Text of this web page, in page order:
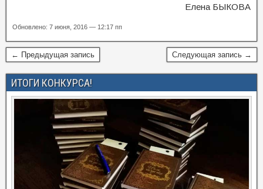
Елена БЫКОВА
Обновлено: 7 июня, 2016 — 12:17 пп
← Предыдущая запись Следующая запись →
ИТОГИ КОНКУРСА!